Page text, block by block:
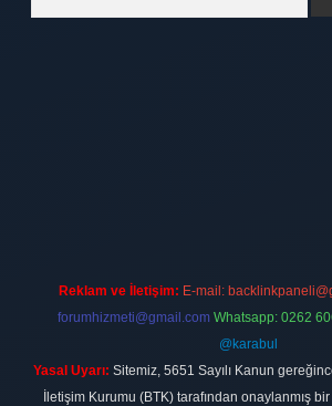
Reklam ve İletişim: E-mail:
forumhizmeti@gmail.com Whatsapp: 0262
@karabul
Yasal Uyarı: Sitemiz, 5651 Sayılı Kanun
İletişim Kurumu (BTK) tarafından onaylanmış